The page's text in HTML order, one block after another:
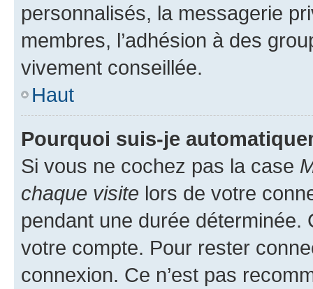
personnalisés, la messagerie
membres, l’adhésion à des
vivement conseillée.
Haut
Pourquoi suis-je
Si vous ne cochez pas la case
chaque visite lors de votre
pendant une durée déterminée.
votre compte. Pour rester
connexion. Ce n’est pas